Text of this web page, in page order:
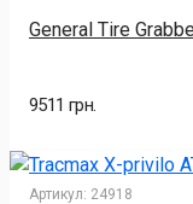
General Tire
9511 грн.
Артикул: 24918